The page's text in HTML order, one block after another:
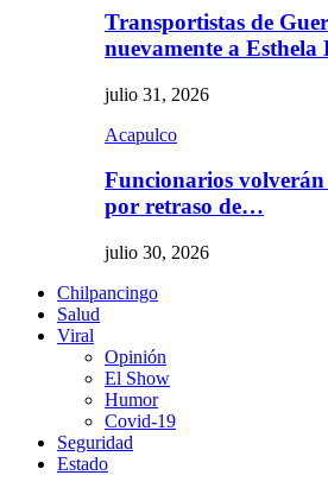
Transportistas de
nuevamente a
julio 31, 2026
Acapulco
Funcionarios
por retraso de…
julio 30, 2026
Chilpancingo
Salud
Viral
Opinión
El Show
Humor
Covid-19
Seguridad
Estado